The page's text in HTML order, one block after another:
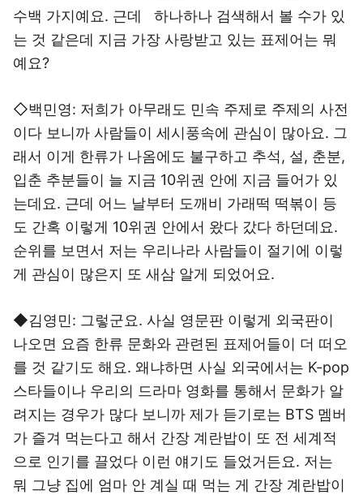
수백 가지예요. 근데 하나하나 검색해서 볼 수가 있
는 것 같은데 지금 가장 사랑받고 있는 표제어는 뭐
예요?
◇백민영: 저희가 아무래도 민속 주제로 주제의 사전
이다 보니까 사람들이 세시풍속에 관심이 많아요. 그
래서 이게 한류가 나옴에도 불구하고 추석, 설, 춘분,
입춘 추분들이 늘 지금 10위권 안에 지금 들어가 있
는데요. 근데 어느 날부터 도깨비 가래떡 떡볶이 등
도 간혹 이렇게 10위권 안에서 왔다 갔다 하던데요.
순위를 보면서 저는 우리나라 사람들이 절기에 이렇
게 관심이 많은지 또 새삼 알게 되었어요.
◆김영민: 그렇군요. 사실 영문판 이렇게 외국판이
나오면 요즘 한류 문화와 관련된 표제어들이 더 떠오
를 것 같기도 해요. 왜냐하면 사실 외국에서는 K-pop
스타들이나 우리의 드라마 영화를 통해서 문화가 알
려지는 경우가 많다 보니까 제가 듣기로는 BTS 멤버
가 즐겨 먹는다고 해서 간장 계란밥이 또 전 세계적
으로 인기를 끌었다 이런 얘기도 들었거든요. 저는
뭐 그냥 집에 엄마 안 계실 때 먹는 게 간장 계란밥이